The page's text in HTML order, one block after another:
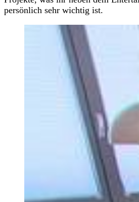
persönlich sehr wichtig ist.